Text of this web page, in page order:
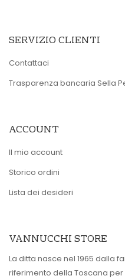
SERVIZIO CLIENTI
Contattaci
Trasparenza bancaria Sella
ACCOUNT
Il mio account
Storico ordini
Lista dei desideri
VANNUCCHI STORE
La ditta nasce nel 1965 dalla
riferimento della Toscana